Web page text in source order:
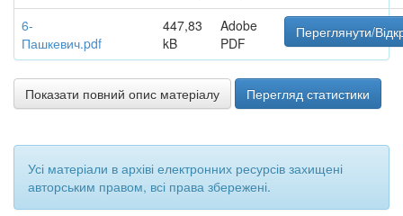
6-
Пашкевич.pdf
447,83
kB
Adobe
PDF
Переглянути/
Показати повний опис матеріалу Перегляд статистики
Усі матеріали в архіві електронних ресурсів захищені
авторським правом, всі права збережені.